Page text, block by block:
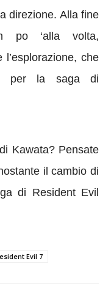
direzione. Alla fine
po ‘alla volta,
l’esplorazione, che
per la saga di
Kawata? Pensate
il cambio di
di Resident Evil
Evil 7